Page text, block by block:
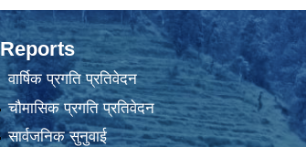
Reports
वार्षिक प्रगति प्रतिवेदन
चौमासिक प्रगति प्रतिवेदन
सार्वजनिक सुनुवाई